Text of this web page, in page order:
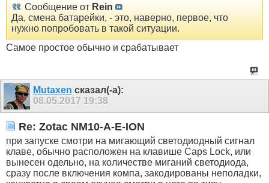
Сообщение от Rein
Да, смена батарейки, - это, наверно, первое, что
нужно попробовать в такой ситуации.
Самое простое обычно и срабатывает
Mutaxen сказал(-а):
08.05.2017 19:38
Re: Zotac NM10-A-E-ION
при запуске смотри на мигающий светодиодный сигнал
клаве, обычно расположен на клавише Caps Lock, или
вынесен одельно, на количестве миганий светодиода,
сразу после включения компа, закодированы неполадки,